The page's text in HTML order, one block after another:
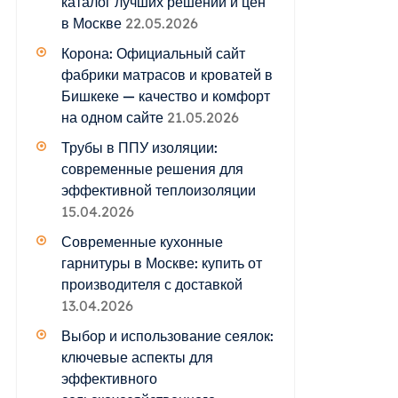
в Москве 22.05.2026
Корона: Официальный сайт
фабрики матрасов и кроватей в
Бишкеке — качество и комфорт
на одном сайте 21.05.2026
Трубы в ППУ изоляции:
современные решения для
эффективной теплоизоляции
15.04.2026
Современные кухонные
гарнитуры в Москве: купить от
производителя с доставкой
13.04.2026
Выбор и использование сеялок:
ключевые аспекты для
эффективного